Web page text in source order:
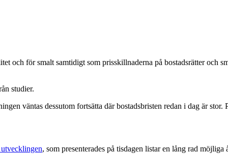
och för smalt samtidigt som prisskillnaderna på bostadsrätter och
studier.
väntas dessutom fortsätta där bostadsbristen redan i dag är stor.
, som presenterades på tisdagen listar en lång rad